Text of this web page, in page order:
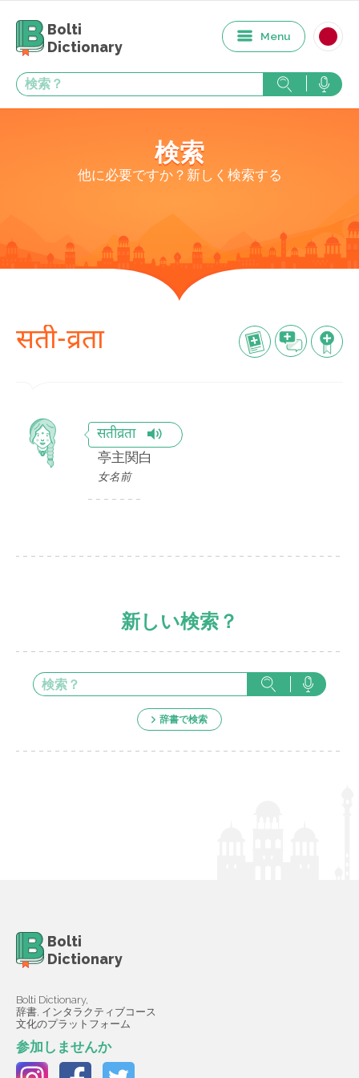
Bolti
Dictionary
Menu
検索
他に必要ですか？新しく検索する
सती-व्रता
सतीव्रता
亭主関白
女名前
新しい検索？
辞書で検索
Bolti
Dictionary
Bolti Dictionary,
辞書, インタラクティブコース
文化のプラットフォーム
参加しませんか